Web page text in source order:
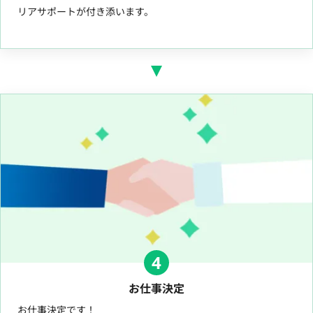
リアサポートが付き添います。
4
お仕事決定
お仕事決定です！